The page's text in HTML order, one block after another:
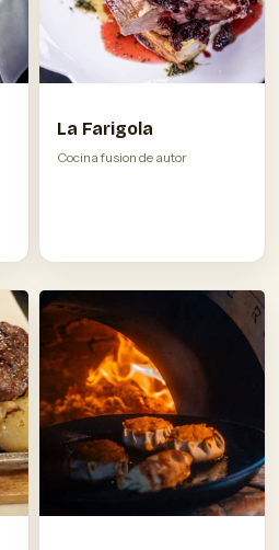
La Farigola
Cocina fusion de autor